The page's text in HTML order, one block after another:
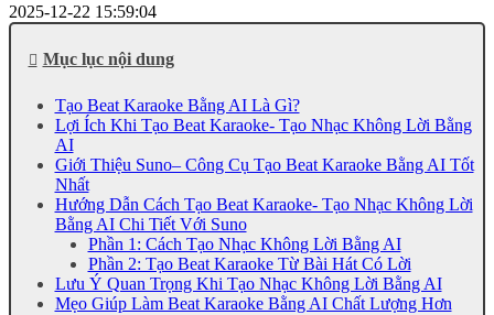
2025-12-22 15:59:04
Mục lục nội dung
Tạo Beat Karaoke Bằng AI Là Gì?
Lợi Ích Khi Tạo Beat Karaoke- Tạo Nhạc Không Lời Bằng
AI
Giới Thiệu Suno– Công Cụ Tạo Beat Karaoke Bằng AI Tốt
Nhất
Hướng Dẫn Cách Tạo Beat Karaoke- Tạo Nhạc Không Lời
Bằng AI Chi Tiết Với Suno
Phần 1: Cách Tạo Nhạc Không Lời Bằng AI
Phần 2: Tạo Beat Karaoke Từ Bài Hát Có Lời
Lưu Ý Quan Trọng Khi Tạo Nhạc Không Lời Bằng AI
Mẹo Giúp Làm Beat Karaoke Bằng AI Chất Lượng Hơn